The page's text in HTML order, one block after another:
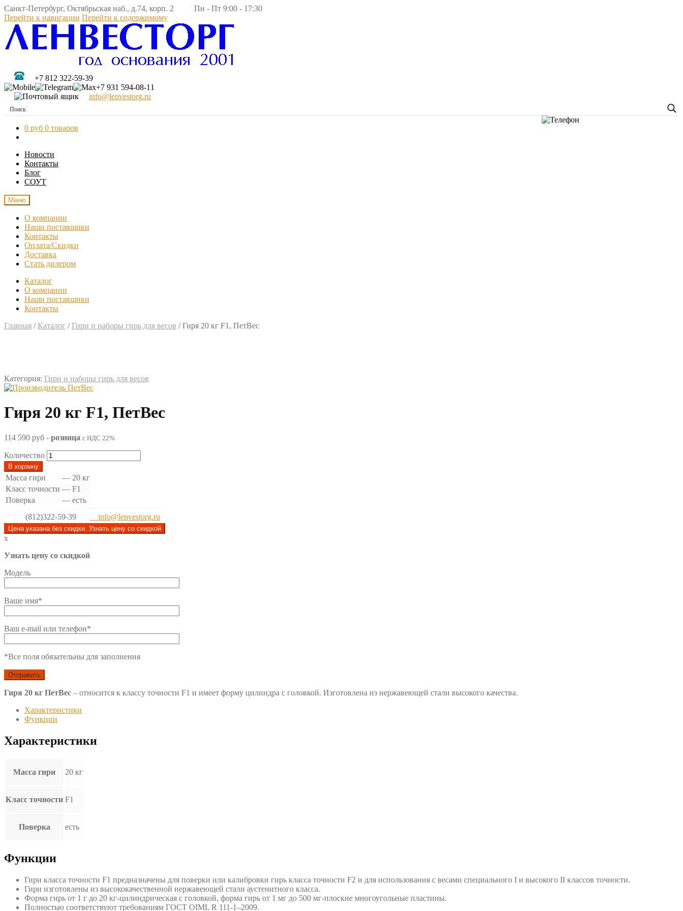
Санкт-Петербург, Октябрьская наб., д.74, корп. 2 Пн - Пт 9:00 - 17:30
Перейти к навигации Перейти к содержимому
+7 812 322-59-39
+7 931 594-08-11
info@lenvestorg.ru
0 руб 0 товаров
Новости
Контакты
Блог
СОУТ
Меню
О компании
Наши поставщики
Контакты
Оплата/Скидки
Доставка
Стать дилером
Каталог
О компании
Наши поставщики
Контакты
Главная / Каталог / Гири и наборы гирь для весов /Гиря 20 кг F1, ПетВес
Категория: Гири и наборы гирь для весов
Гиря 20 кг F1, ПетВес
114 590 руб - розница с НДС 22%
Количество
В корзину
Масса гири — 20 кг
Класс точности — F1
Поверка
— есть
(812)322-59-39
info@lenvestorg.ru
Цена указана без скидки. Узнать цену со скидкой
x
Узнать цену со скидкой
Модель
Ваше имя*
Ваш e-mail или телефон*
*Все поля обязательны для заполнения
Гиря 20 кг ПетВес – относится к классу точности F1 и имеет форму цилиндра с головкой. Изготовлена из нержавеющей стали высокого качества.
Характеристики
Функции
Характеристики
Масса гири 20 кг
Класс точности F1
Поверка есть
Функции
Гири класса точности F1 предназначены для поверки или калибровки гирь класса точности F2 и для использования с весами специального I и высокого II классов точности.
Гири изготовлены из высококачественной нержавеющей стали аустенитного класса.
Форма гирь от 1 г до 20 кг-цилиндрическая с головкой, форма гирь от 1 мг до 500 мг-плоские многоугольные пластины.
Полностью соответствуют требованиям ГОСТ OIML R 111-1–2009.